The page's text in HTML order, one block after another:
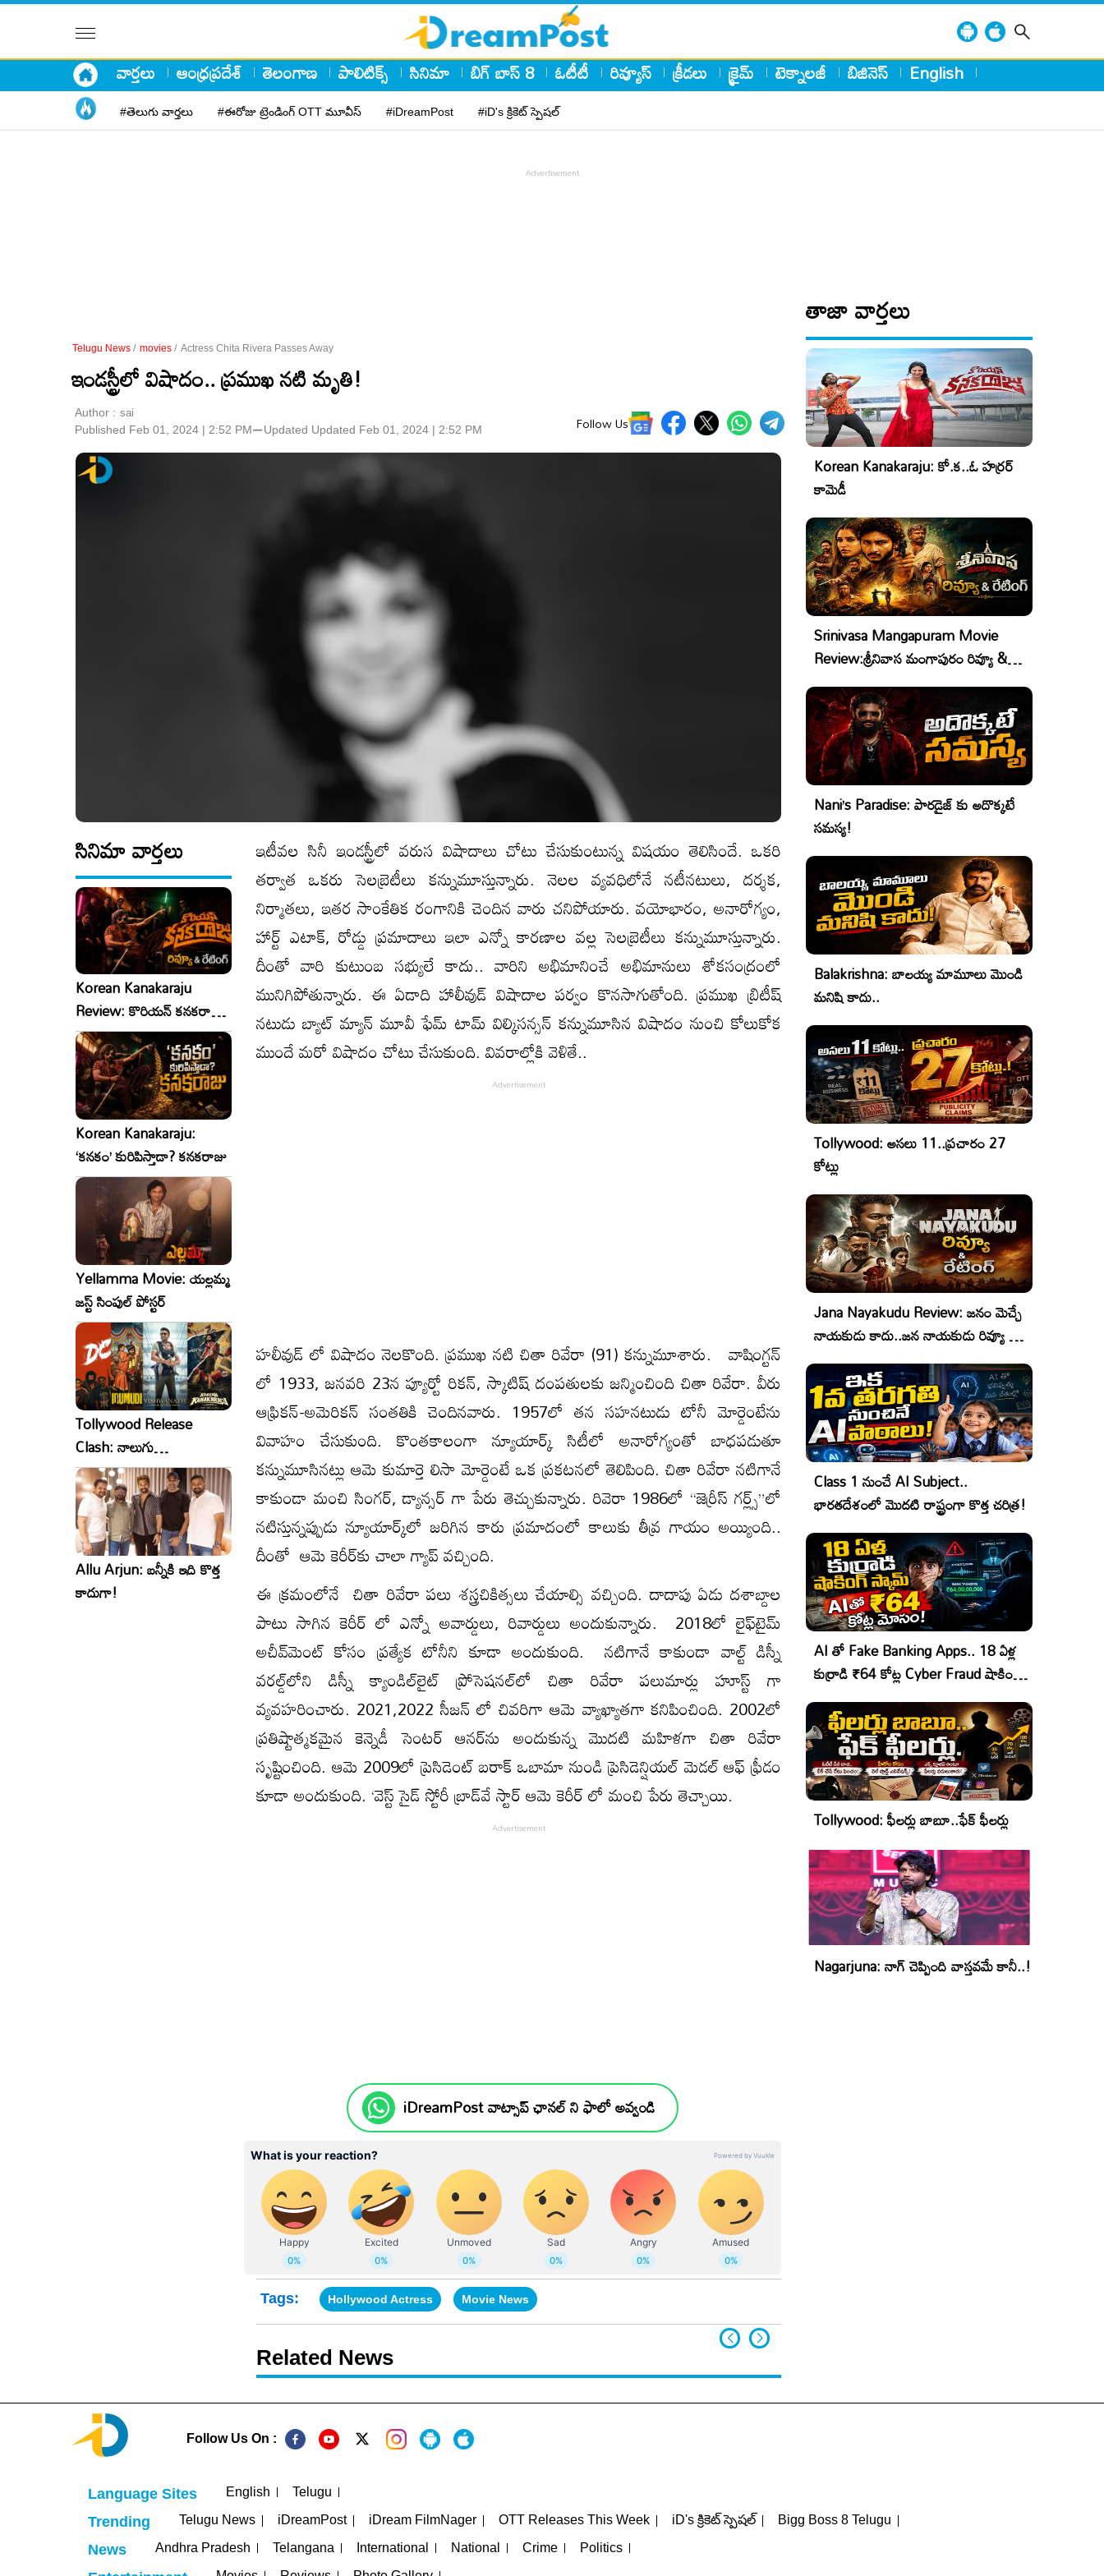
వార్తలు ఆంధ్రప్రదేశ్ తెలంగాణ పాలిటిక్స్ సినిమా బిగ్ బాస్ 8 ఓటీటీ రివ్యూస్ క్రీడలు క్రైమ్ టెక్నాలజీ బిజినెస్ English
#తెలుగు వార్తలు #ఈరోజు ట్రెండింగ్ OTT మూవీస్ #iDreamPost #iD's క్రికెట్ స్పెషల్
Telugu News / movies / Actress Chita Rivera Passes Away
ఇండస్ట్రీలో విషాదం.. ప్రముఖ నటి మృతి!
Author : sai
Published Feb 01, 2024 | 2:52 PM⚊Updated Updated Feb 01, 2024 | 2:52 PM Follow Us
సినిమా వార్తలు
Korean Kanakaraju
Review: కొరియన్ కనకరాజు
రివ్యూ & రేటింగ్!
Korean Kanakaraju:
‘కనకం’ కురిపిస్తాడా? కనకరాజు
Yellamma Movie: యల్లమ్మ
జస్ట్ సింపుల్ పోస్టర్
Tollywood Release
Clash: నాలుగు
సినిమాలు..ఒకేసారి..ఎందుకో?
Allu Arjun: బన్నీకి ఇది కొత్త
కాదుగా!
ఇటీవల సినీ ఇండస్ట్రీలో వరుస విషాదాలు చోటు చేసుకుంటున్న విషయం తెలిసిందే. ఒకరి
తర్వాత ఒకరు సెలబ్రెటీలు కన్నుమూస్తున్నారు. నెలల వ్యవధిలోనే నటీనటులు, దర్శక,
నిర్మాతలు, ఇతర సాంకేతిక రంగానికి చెందిన వారు చనిపోయారు. వయోభారం, అనారోగ్యం,
హార్ట్ ఎటాక్, రోడ్డు ప్రమాదాలు ఇలా ఎన్నో కారణాల వల్ల సెలబ్రెటీలు కన్నుమూస్తున్నారు.
దీంతో వారి కుటుంబ సభ్యులే కాదు.. వారిని అభిమానించే అభిమానులు శోకసంద్రంలో
మునిగిపోతున్నారు. ఈ ఏడాది హాలీవుడ్ విషాదాల పర్వం కొనసాగుతోంది. ప్రముఖ బ్రిటీష్
నటుడు బ్యాట్ మ్యాన్ మూవీ ఫేమ్ టామ్ విల్కిసన్సన్ కన్నుమూసిన విషాదం నుంచి కోలుకోక
ముందే మరో విషాదం చోటు చేసుకుంది. వివరాల్లోకి వెళితే..
హలీవుడ్ లో విషాదం నెలకొంది. ప్రముఖ నటి చితా రివేరా (91) కన్నుమూశారు. వాషింగ్టన్
లో 1933, జనవరి 23న ప్యూర్టో రికన్, స్కాటిష్ దంపతులకు జన్మించింది చితా రివేరా. వీరు
ఆఫ్రికన్-అమెరికన్ సంతతికి చెందినవారు. 1957లో తన సహనటుడు టోనీ మోర్డెంటేను
వివాహం చేసుకుంది. కొంతకాలంగా న్యూయార్క్ సిటీలో అనారోగ్యంతో బాధపడుతూ
కన్నుమూసినట్లు ఆమె కుమార్తె లిసా మోర్డెంటే ఒక ప్రకటనలో తెలిపింది. చితా రివేరా నటిగానే
కాకుండా మంచి సింగర్, డ్యాన్సర్ గా పేరు తెచ్చుకున్నారు. రివెరా 1986లో “జెర్రీస్ గర్ల్స్”లో
నటిస్తున్నప్పుడు న్యూయార్క్‌లో జరిగిన కారు ప్రమాదంలో కాలుకు తీవ్ర గాయం అయ్యింది..
దీంతో ఆమె కెరీర్‌కు చాలా గ్యాప్ వచ్చింది.
ఈ క్రమంలోనే చితా రివేరా పలు శస్త్రచికిత్సలు చేయాల్సి వచ్చింది. దాదాపు ఏడు దశాబ్దాల
పాటు సాగిన కెరీర్ లో ఎన్నో అవార్డులు, రివార్డులు అందుకున్నారు. 2018లో లైఫ్‌టైమ్
అచీవ్‌మెంట్ కోసం ప్రత్యేక టోనీని కూడా అందుకుంది. నటిగానే కాకుండా వాల్ట్ డిస్నీ
వరల్డ్‌లోని డిస్నీ క్యాండిల్‌లైట్ ప్రోసెషనల్‌లో చితా రివేరా పలుమార్లు హూస్ట్ గా
వ్యవహరించారు. 2021,2022 సీజన్ లో చివరిగా ఆమె వ్యాఖ్యాతగా కనిపించింది. 2002లో
ప్రతిష్టాత్మకమైన కెన్నెడీ సెంటర్ ఆనర్‌ను అందుకున్న మొదటి మహిళగా చితా రివేరా
సృష్టించింది. ఆమె 2009లో ప్రెసిడెంట్ బరాక్ ఒబామా నుండి ప్రెసిడెన్షియల్ మెడల్ ఆఫ్ ఫ్రీడం
కూడా అందుకుంది. ‘వెస్ట్ సైడ్ స్టోరీ బ్రాడ్‌వే స్టార్ ఆమె కెరీర్ లో మంచి పేరు తెచ్చాయి.
iDreamPost వాట్సాప్ ఛానల్ ని ఫాలో అవ్వండి
Tags: Hollywood Actress Movie News
Related News
తాజా వార్తలు
Korean Kanakaraju: కో.క..ఓ హర్రర్
కామెడీ
Srinivasa Mangapuram Movie
Review:శ్రీనివాస మంగాపురం రివ్యూ &
రేటింగ్
Nani’s Paradise: పారడైజ్ కు అదొక్కటే
సమస్య!
Balakrishna: బాలయ్య మామూలు మొండి
మనిషి కాదు..
Tollywood: అసలు 11..ప్రచారం 27
కోట్లు
Jana Nayakudu Review: జనం మెచ్చే
నాయకుడు కాదు..జన నాయకుడు రివ్యూ &
రేటింగ్!
Class 1 నుంచే AI Subject..
భారతదేశంలో మొదటి రాష్ట్రంగా కొత్త చరిత్ర!
AI తో Fake Banking Apps.. 18 ఏళ్ల
కుర్రాడి ₹64 కోట్ల Cyber Fraud షాకింగ్
ఆపరేషన్!
Tollywood: ఫీలర్లు బాబూ..ఫేక్ ఫీలర్లు
Nagarjuna: నాగ్ చెప్పింది వాస్తవమే కానీ..!
Follow Us On :
Language Sites English Telugu
Trending Telugu News iDreamPost iDream FilmNager OTT Releases This Week iD's క్రికెట్ స్పెషల్ Bigg Boss 8 Telugu
News Andhra Pradesh Telangana International National Crime Politics